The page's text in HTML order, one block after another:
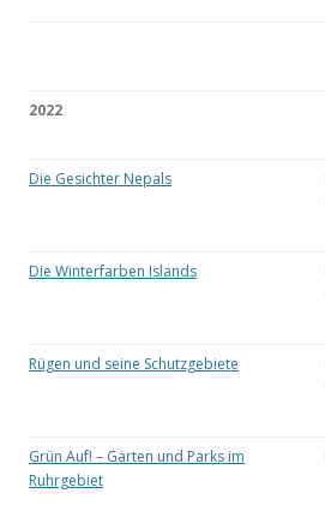
2022
Die Gesichter Nepals
Die Winterfarben Islands
Rügen und seine Schutzgebiete
Grün Auf! – Gärten und Parks im
Ruhrgebiet